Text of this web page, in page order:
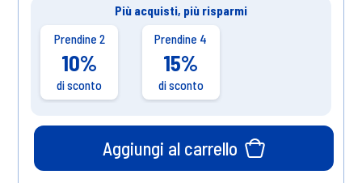
Più acquisti, più risparmi
Prendine 2
10%
di sconto
Prendine 4
15%
di sconto
Aggiungi al carrello